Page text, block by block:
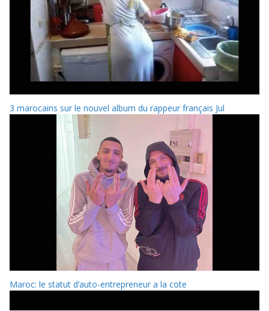
3 marocains sur le nouvel album du rappeur français Jul
Maroc: le statut d’auto-entrepreneur a la cote